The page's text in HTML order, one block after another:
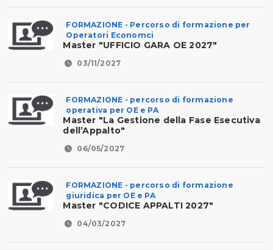
FORMAZIONE - Percorso di formazione per
Operatori Economci
Master "UFFICIO GARA OE 2027"
03/11/2027
FORMAZIONE - percorso di formazione
operativa per OE e PA
Master "La Gestione della Fase Esecutiva
dell’Appalto"
06/05/2027
FORMAZIONE - percorso di formazione
giuridica per OE e PA
Master "CODICE APPALTI 2027"
04/03/2027